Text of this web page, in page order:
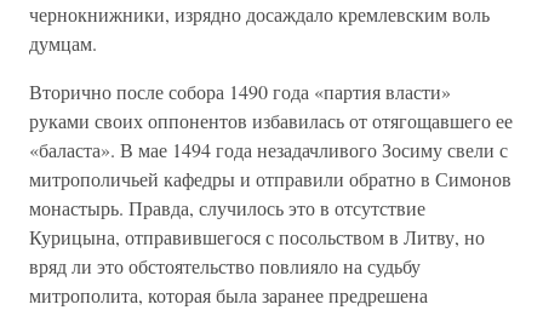
чернокнижники, изрядно досаждало кремлевским воль
думцам.
Вторично после собора 1490 года «партия власти»
руками своих оппонентов избавилась от отягощавшего ее
«баласта». В мае 1494 года незадачливого Зосиму свели с
митрополичьей кафедры и отправили обратно в Симонов
монастырь. Правда, случилось это в отсутствие
Курицына, отправившегося с посольством в Литву, но
вряд ли это обстоятельство повлияло на судьбу
митрополита, которая была заранее предрешена